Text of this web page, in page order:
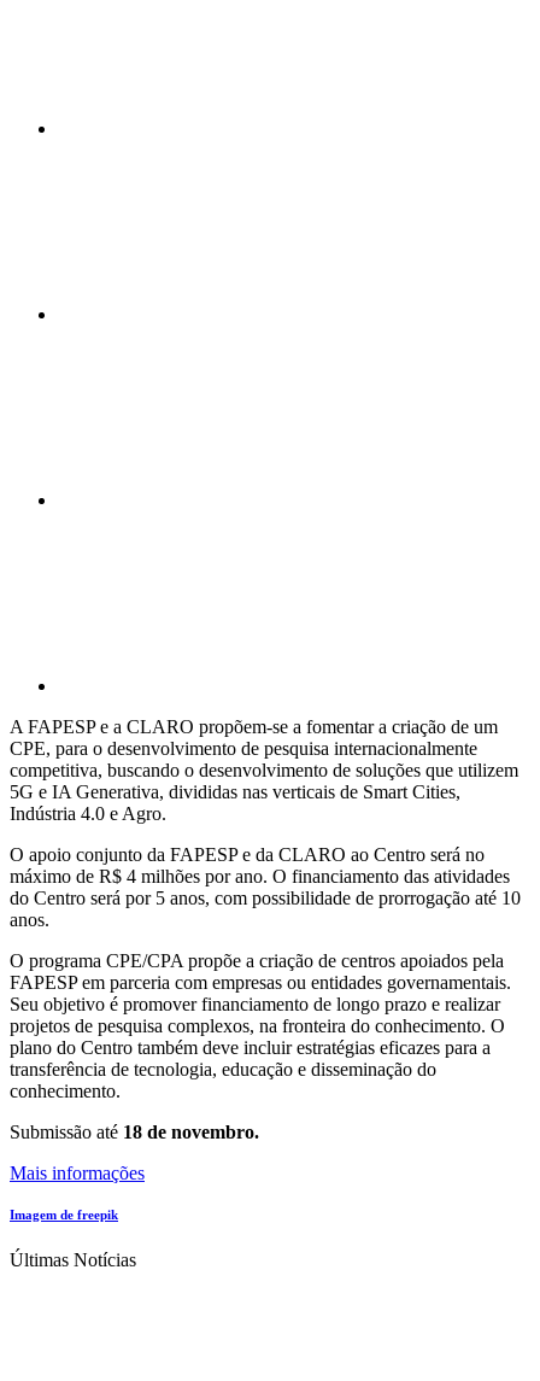
A FAPESP e a CLARO propõem-se a fomentar a criação de um
CPE, para o desenvolvimento de pesquisa internacionalmente
competitiva, buscando o desenvolvimento de soluções que utilizem
5G e IA Generativa, divididas nas verticais de Smart Cities,
Indústria 4.0 e Agro.
O apoio conjunto da FAPESP e da CLARO ao Centro será no
máximo de R$ 4 milhões por ano. O financiamento das atividades
do Centro será por 5 anos, com possibilidade de prorrogação até 10
anos.
O programa CPE/CPA propõe a criação de centros apoiados pela
FAPESP em parceria com empresas ou entidades governamentais.
Seu objetivo é promover financiamento de longo prazo e realizar
projetos de pesquisa complexos, na fronteira do conhecimento. O
plano do Centro também deve incluir estratégias eficazes para a
transferência de tecnologia, educação e disseminação do
conhecimento.
Submissão até 18 de novembro.
Mais informações
Imagem de freepik
Últimas Notícias